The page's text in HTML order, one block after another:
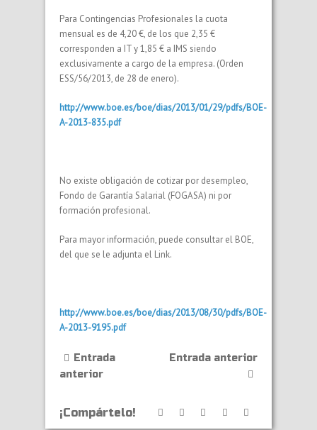
Para Contingencias Profesionales la cuota
mensual es de 4,20 €, de los que 2,35 €
corresponden a IT y 1,85 € a IMS siendo
exclusivamente a cargo de la empresa. (Orden
ESS/56/2013, de 28 de enero).
http://www.boe.es/boe/dias/2013/01/29/pdfs/BOE-
A-2013-835.pdf
No existe obligación de cotizar por desempleo,
Fondo de Garantía Salarial (FOGASA) ni por
formación profesional.
Para mayor información, puede consultar el BOE,
del que se le adjunta el Link.
http://www.boe.es/boe/dias/2013/08/30/pdfs/BOE-
A-2013-9195.pdf
Entrada
anterior
Entrada anterior
¡Compártelo!